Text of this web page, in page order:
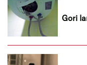
Gori